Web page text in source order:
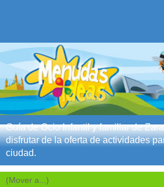
Guía de Ocio Infantil y familiar de
disfrutar de la oferta de actividades
ciudad.